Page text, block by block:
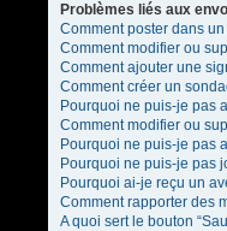
Problèmes liés aux
Comment poster dans
Comment modifier ou
Comment ajouter une
Comment créer un
Pourquoi ne puis-je pas
Comment modifier ou
Pourquoi ne puis-je pas
Pourquoi ne puis-je pas
Pourquoi ai-je reçu un
Comment rapporter des
A quoi sert le bouton